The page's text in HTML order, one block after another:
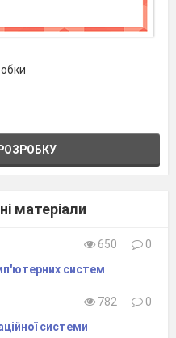
матеріали
650
0
систем
782
0
системи